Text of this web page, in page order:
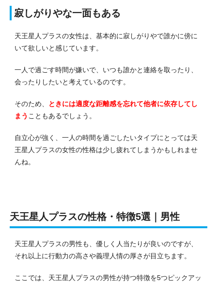
寂しがりやな一面もある
天王星人プラスの女性は、基本的に寂しがりやで誰かに傍に
いて欲しいと感じています。
一人で過ごす時間が嫌いで、いつも誰かと連絡を取ったり、
会ったりしたいと考えているのです。
そのため、
ときには適度な距離感を忘れて他者に依存してし
まう こともあるでしょう。
自立心が強く、一人の時間を過ごしたいタイプにとっては天
王星人プラスの女性の性格は少し疲れてしまうかもしれませ
んね。
天王星人プラスの性格・特徴5選｜男性
天王星人プラスの男性も、優しく人当たりが良いのですが、
それ以上に行動力の高さや義理人情の厚さが目立ちます。
ここでは、天王星人プラスの男性が持つ特徴を5つピックアッ